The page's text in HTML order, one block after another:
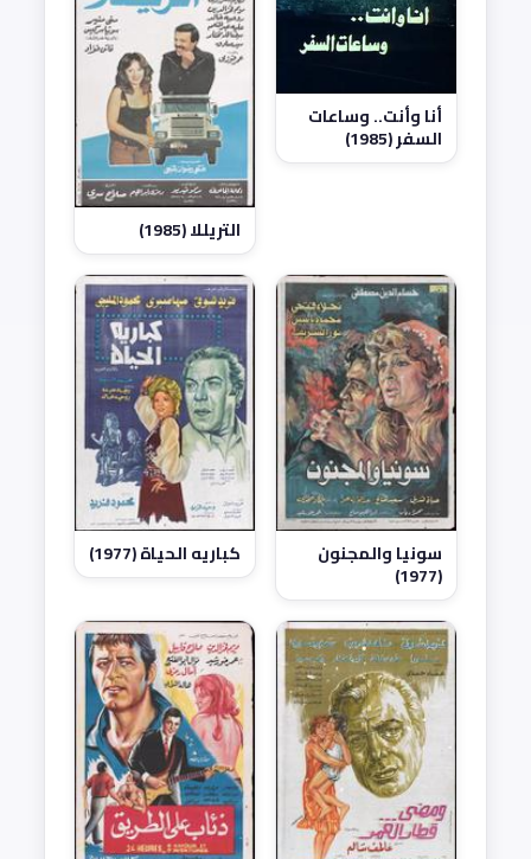
أنا وأنت.. وساعات
السفر (1985)
التريللا (1985)
سونيا والمجنون
(1977)
كباريه الحياة (1977)